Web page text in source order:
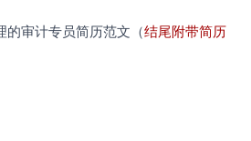
的审计专员简历范文（结尾附带简历